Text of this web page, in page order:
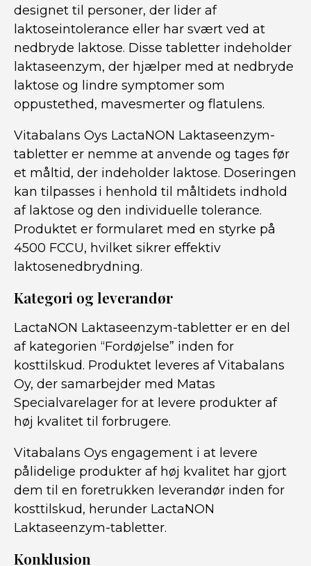
designet til personer, der lider af
laktoseintolerance eller har svært ved at
nedbryde laktose. Disse tabletter indeholder
laktaseenzym, der hjælper med at nedbryde
laktose og lindre symptomer som
oppustethed, mavesmerter og flatulens.
Vitabalans Oys LactaNON Laktaseenzym-
tabletter er nemme at anvende og tages før
et måltid, der indeholder laktose. Doseringen
kan tilpasses i henhold til måltidets indhold
af laktose og den individuelle tolerance.
Produktet er formularet med en styrke på
4500 FCCU, hvilket sikrer effektiv
laktosenedbrydning.
Kategori og leverandør
LactaNON Laktaseenzym-tabletter er en del
af kategorien “Fordøjelse” inden for
kosttilskud. Produktet leveres af Vitabalans
Oy, der samarbejder med Matas
Specialvarelager for at levere produkter af
høj kvalitet til forbrugere.
Vitabalans Oys engagement i at levere
pålidelige produkter af høj kvalitet har gjort
dem til en foretrukken leverandør inden for
kosttilskud, herunder LactaNON
Laktaseenzym-tabletter.
Konklusion